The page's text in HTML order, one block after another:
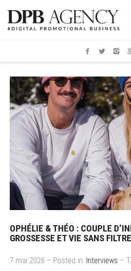
OPHÉLIE & THÉO : COUPLE
GROSSESSE ET VIE SANS FILTRE
7 mai 2026 – Posted in: Interviews –